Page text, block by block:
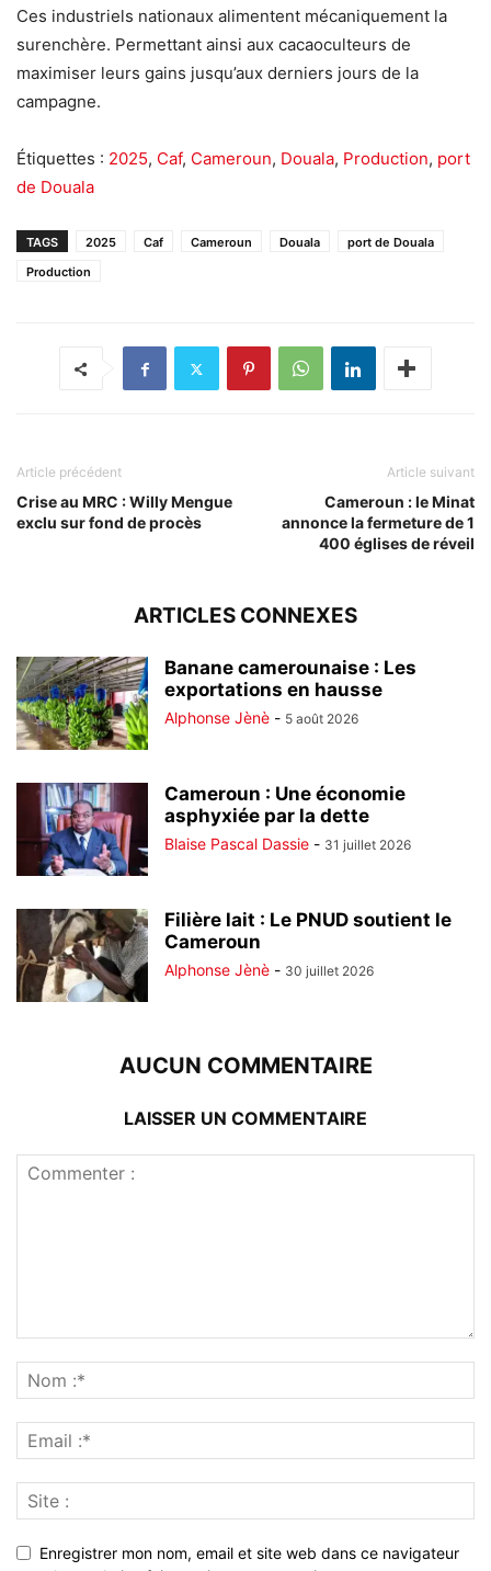
Ces industriels nationaux alimentent mécaniquement la
surenchère. Permettant ainsi aux cacaoculteurs de
maximiser leurs gains jusqu’aux derniers jours de la
campagne.
Étiquettes : 2025, Caf, Cameroun, Douala, Production, port
de Douala
TAGS 2025 Caf Cameroun Douala
port de Douala
Production
Article précédent
Crise au MRC : Willy Mengue
exclu sur fond de procès
Article suivant
Cameroun : le Minat
annonce la fermeture de 1
400 églises de réveil
ARTICLES CONNEXES
Banane camerounaise : Les
exportations en hausse
Alphonse Jènè - 5 août 2026
Cameroun : Une économie
asphyxiée par la dette
Blaise Pascal Dassie - 31 juillet 2026
Filière lait : Le PNUD soutient le
Cameroun
Alphonse Jènè - 30 juillet 2026
AUCUN COMMENTAIRE
LAISSER UN COMMENTAIRE
Enregistrer mon nom, email et site web dans ce navigateur